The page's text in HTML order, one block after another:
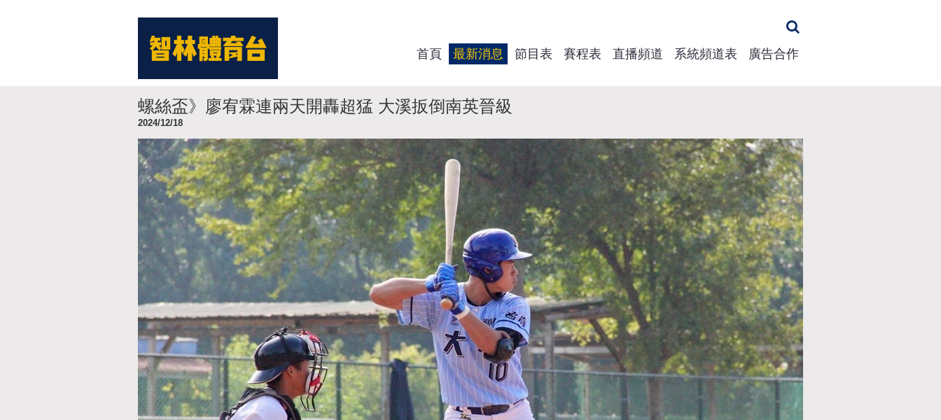
首頁 最新消息 節目表 賽程表 直播頻道 系統頻道表 廣告合作
螺絲盃》廖宥霖連兩天開轟超猛 大溪扳倒南英晉級
2024/12/18